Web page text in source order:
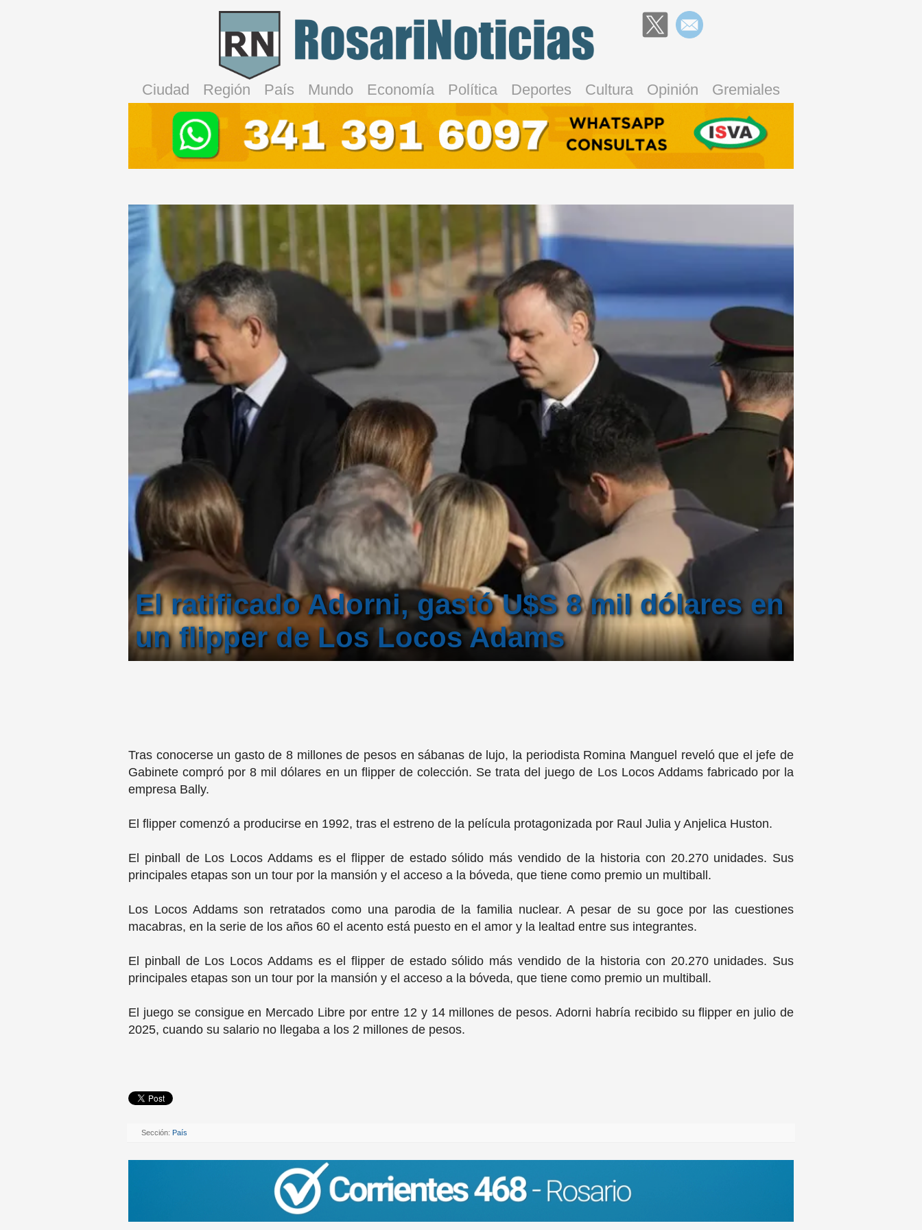
Ciudad Región País Mundo Economía Política Deportes Cultura Opinión Gremiales
El ratificado Adorni, gastó U$S 8 mil dólares en
un flipper de Los Locos Adams
Tras conocerse un gasto de 8 millones de pesos en sábanas de lujo, la periodista Romina Manguel reveló que el jefe de
Gabinete compró por 8 mil dólares en un flipper de colección. Se trata del juego de Los Locos Addams fabricado por la
empresa Bally.
El flipper comenzó a producirse en 1992, tras el estreno de la película protagonizada por Raul Julia y Anjelica Huston.
El pinball de Los Locos Addams es el flipper de estado sólido más vendido de la historia con 20.270 unidades. Sus
principales etapas son un tour por la mansión y el acceso a la bóveda, que tiene como premio un multiball.
Los Locos Addams son retratados como una parodia de la familia nuclear. A pesar de su goce por las cuestiones
macabras, en la serie de los años 60 el acento está puesto en el amor y la lealtad entre sus integrantes.
El pinball de Los Locos Addams es el flipper de estado sólido más vendido de la historia con 20.270 unidades. Sus
principales etapas son un tour por la mansión y el acceso a la bóveda, que tiene como premio un multiball.
El juego se consigue en Mercado Libre por entre 12 y 14 millones de pesos. Adorni habría recibido su flipper en julio de
2025, cuando su salario no llegaba a los 2 millones de pesos.
Sección: País